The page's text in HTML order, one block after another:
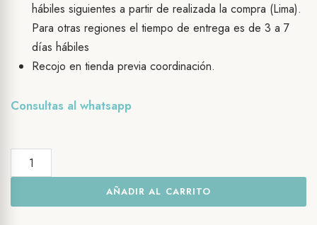
hábiles siguientes a partir de realizada la compra (Lima).
Para otras regiones el tiempo de entrega es de 3 a 7
días hábiles
Recojo en tienda previa coordinación.
Consultas al whatsapp
Collar
y
AÑADIR AL CARRITO